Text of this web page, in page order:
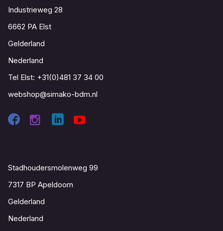
Industrieweg 28
6662 PA Elst
Gelderland
Nederland
Tel Elst: +31(0)481 37 34 00
webshop@simako-bdm.nl
Stadhoudersmolenweg 99
7317 BP Apeldoorn
Gelderland
Nederland